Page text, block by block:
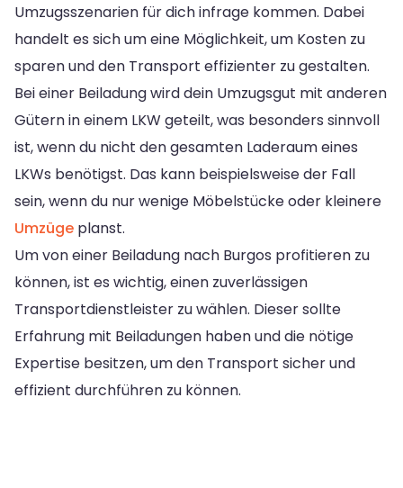
Umzugsszenarien für dich infrage kommen. Dabei
handelt es sich um eine Möglichkeit, um Kosten zu
sparen und den Transport effizienter zu gestalten.
Bei einer Beiladung wird dein Umzugsgut mit anderen
Gütern in einem LKW geteilt, was besonders sinnvoll
ist, wenn du nicht den gesamten Laderaum eines
LKWs benötigst. Das kann beispielsweise der Fall
sein, wenn du nur wenige Möbelstücke oder kleinere
Umzüge planst.
Um von einer Beiladung nach Burgos profitieren zu
können, ist es wichtig, einen zuverlässigen
Transportdienstleister zu wählen. Dieser sollte
Erfahrung mit Beiladungen haben und die nötige
Expertise besitzen, um den Transport sicher und
effizient durchführen zu können.